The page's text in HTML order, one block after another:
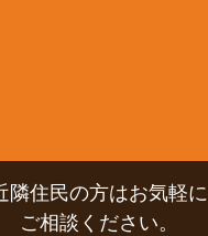
隣住民の方はお気軽に
ご相談ください。